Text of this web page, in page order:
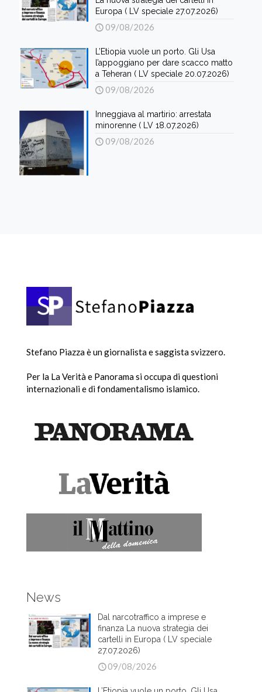
Europa ( LV speciale 27.07.2026)
09/08/2026
L’Etiopia vuole un porto. Gli Usa
l’appoggiano per dare scacco matto
a Teheran ( LV speciale 20.07.2026)
09/08/2026
Inneggiava al martirio: arrestata
minorenne ( LV 18.07.2026)
09/08/2026
Stefano Piazza è un giornalista e saggista svizzero.
Per la La Verità e Panorama si occupa di questioni
internazionali e di fondamentalismo islamico.
News
Dal narcotraffico a imprese e
finanza La nuova strategia dei
cartelli in Europa ( LV speciale
27.07.2026)
09/08/2026